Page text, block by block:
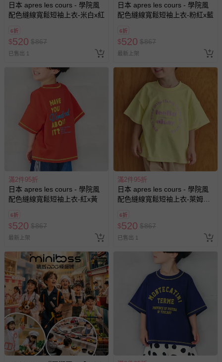
日本 apres les cours - 學院風
配色縫線寬鬆短袖上衣-米白x紅
6折
$520 $867
已售出 1
日本 apres les cours - 學院風
配色縫線寬鬆短袖上衣-粉紅x藍
6折
$520 $867
最新上架
滿2件95折
日本 apres les cours - 學院風
配色縫線寬鬆短袖上衣-紅x黃
6折
$520 $867
最新上架
滿2件95折
日本 apres les cours - 學院風
配色縫線寬鬆短袖上衣-萊姆黃x
6折
$520 $867
已售出 1